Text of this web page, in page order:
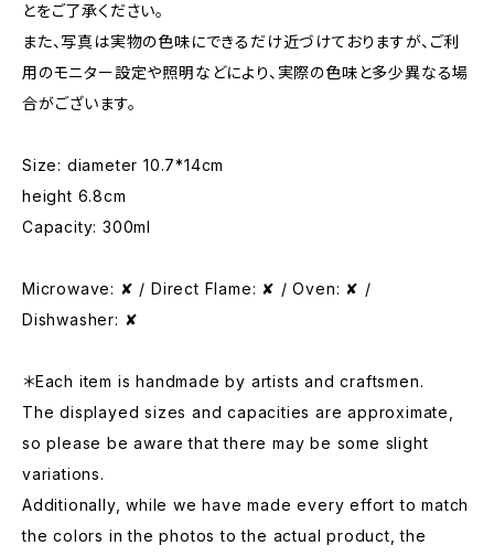
とをご了承ください。
また、写真は実物の色味にできるだけ近づけておりますが、ご利
用のモニター設定や照明などにより、実際の色味と多少異なる場
合がございます。
Size: diameter 10.7*14cm
height 6.8cm
Capacity: 300ml
Microwave: ✘ / Direct Flame: ✘ / Oven: ✘ /
Dishwasher: ✘
＊Each item is handmade by artists and craftsmen.
The displayed sizes and capacities are approximate,
so please be aware that there may be some slight
variations.
Additionally, while we have made every effort to match
the colors in the photos to the actual product, the